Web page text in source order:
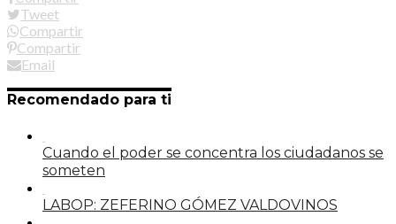
Tweet
Compartir
Compartir
Email
Recomendado para ti
Cuando el poder se concentra los ciudadanos se
someten
LABOP: ZEFERINO GÓMEZ VALDOVINOS